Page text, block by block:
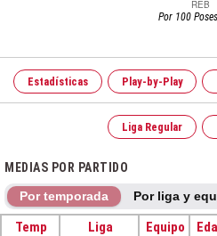
Por 100
Estadísticas Play-by-Play
Liga Regular
MEDIAS POR PARTIDO
Por temporada Por liga y
Temp Liga Equipo